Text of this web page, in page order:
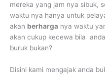
mereka yang jam nya sibuk,
waktu nya hanya untuk
akan berharga nya waktu
akan cukup kecewa bila
buruk bukan?
Disini kami mengajak anda